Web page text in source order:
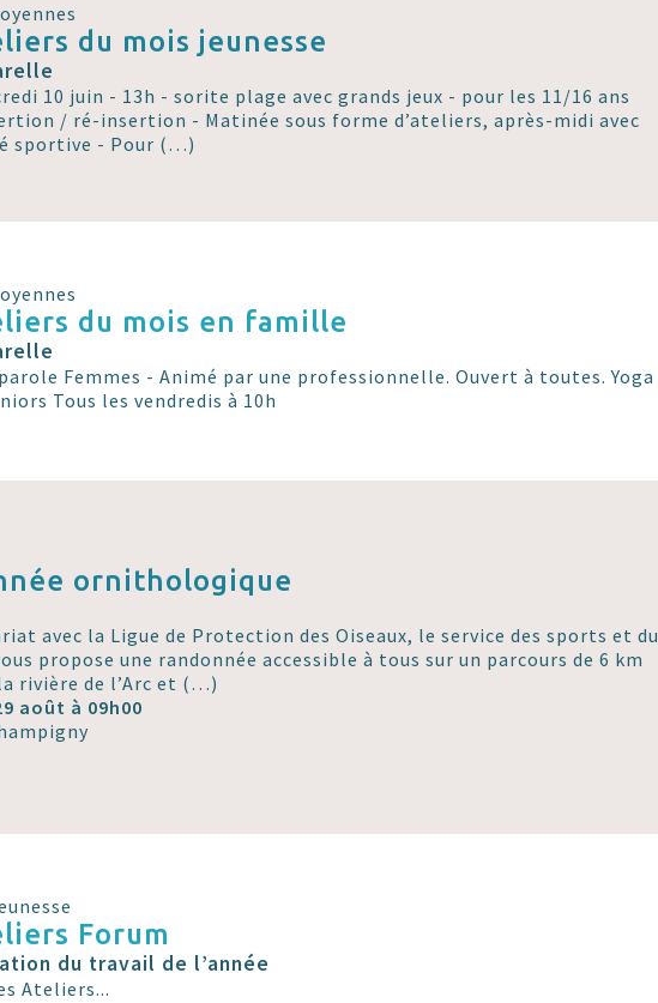
du mois jeunesse
10 juin - 13h - sorite plage avec grands jeux - pour les 11/16 ans
/ ré-insertion - Matinée sous forme d’ateliers, après-midi avec
sportive - Pour (…)
du mois en famille
Femmes - Animé par une professionnelle. Ouvert à toutes. Yoga
Tous les vendredis à 10h
ornithologique
avec la Ligue de Protection des Oiseaux, le service des sports et du
propose une randonnée accessible à tous sur un parcours de 6 km
rivière de l’Arc et (…)
août à 09h00
Forum
du travail de l’année
Ateliers...